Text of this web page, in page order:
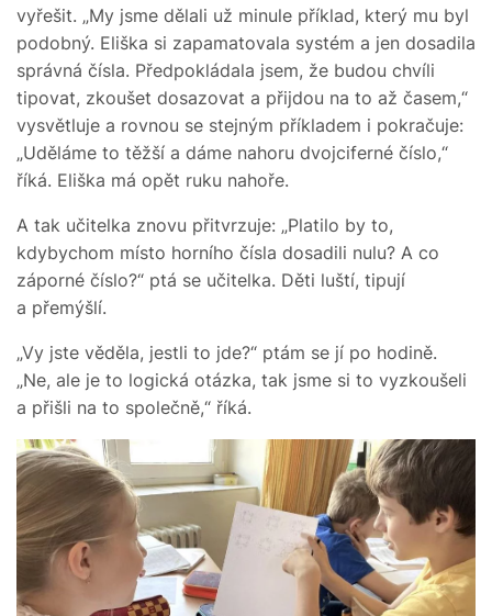
vyřešit. „My jsme dělali už minule příklad, který mu byl
podobný. Eliška si zapamatovala systém a jen dosadila
správná čísla. Předpokládala jsem, že budou chvíli
tipovat, zkoušet dosazovat a přijdou na to až časem,“
vysvětluje a rovnou se stejným příkladem i pokračuje:
„Uděláme to těžší a dáme nahoru dvojciferné číslo,“
říká. Eliška má opět ruku nahoře.
A tak učitelka znovu přitvrzuje: „Platilo by to,
kdybychom místo horního čísla dosadili nulu? A co
záporné číslo?“ ptá se učitelka. Děti luští, tipují
a přemýšlí.
„Vy jste věděla, jestli to jde?“ ptám se jí po hodině.
„Ne, ale je to logická otázka, tak jsme si to vyzkoušeli
a přišli na to společně,“ říká.